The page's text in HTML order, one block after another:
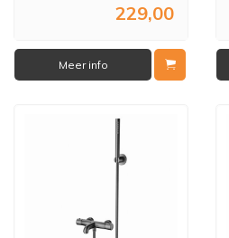
229,00
Meer info